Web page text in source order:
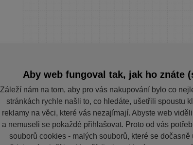
Aby web fungoval tak, jak ho znáte
Záleží nám na tom, aby pro vás nakupování bylo co
stránkách rychle našli to, co hledáte, ušetřili spoustu
reklamy na věci, které vás nezajímají. Abyste web
a nemuseli se pokaždé přihlašovat. Proto od vás
souborů cookies - malých souborů, které se